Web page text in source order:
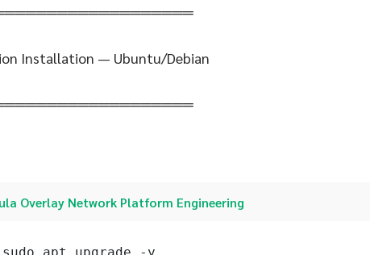
Installation — Ubuntu/Debian
Overlay Network Platform Engineering